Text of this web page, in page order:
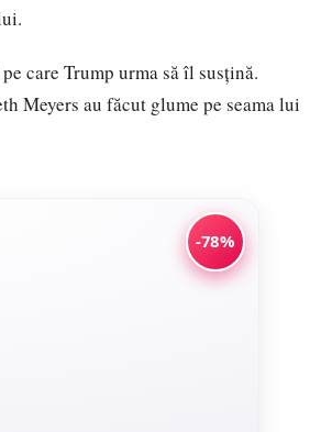
care Trump urma să îl susțină.
Meyers au făcut glume pe seama lui
-78%